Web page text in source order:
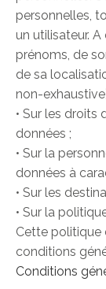
personnelles,
un utilisateur. A
prénoms, de
de sa
non-
• Sur les
données ;
• Sur la
données à
• Sur les
• Sur la
Cette politique
conditions
Conditions